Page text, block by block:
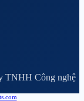
TNHH Công nghệ